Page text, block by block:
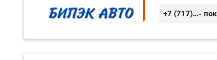
+7 (717) 254-58-47-